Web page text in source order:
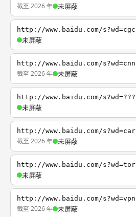
截至 2026 年 未屏蔽
http://www.baidu.com/s?wd=cgc
未屏蔽
http://www.baidu.com/s?wd=cnn
截至 2026 年 未屏蔽
http://www.baidu.com/s?wd=???
未屏蔽
http://www.baidu.com/s?wd=car
截至 2026 年 未屏蔽
http://www.baidu.com/s?wd=tor
未屏蔽
http://www.baidu.com/s?wd=vpn
截至 2026 年 未屏蔽